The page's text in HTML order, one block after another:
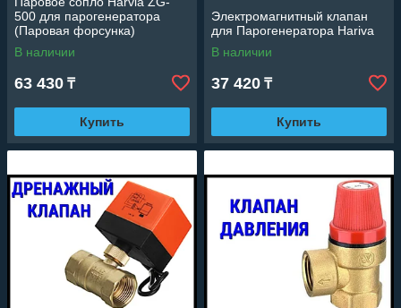
500 для парогенератора
(Паровая форсунка)
В наличии
63 430 ₸
Купить
Электромагнитный клапан
для Парогенератора Hariva
В наличии
37 420 ₸
Купить